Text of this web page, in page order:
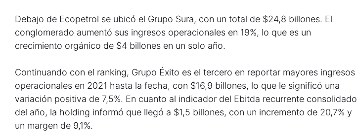
Debajo de Ecopetrol se ubicó el Grupo Sura, con un total de $24,8 billones. El
conglomerado aumentó sus ingresos operacionales en 19%, lo que es un
crecimiento orgánico de $4 billones en un solo año.
Continuando con el ranking, Grupo Éxito es el tercero en reportar mayores ingresos
operacionales en 2021 hasta la fecha, con $16,9 billones, lo que le significó una
variación positiva de 7,5%. En cuanto al indicador del Ebitda recurrente consolidado
del año, la holding informó que llegó a $1,5 billones, con un incremento de 20,7% y
un margen de 9,1%.